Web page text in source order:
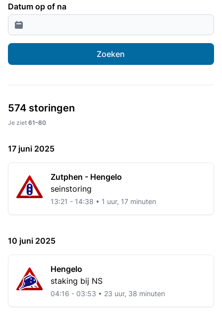
Datum op of na
Zoeken
574 storingen
Je ziet 61–80
17 juni 2025
Zutphen - Hengelo
seinstoring
13:21 - 14:38 • 1 uur, 17 minuten
10 juni 2025
Hengelo
staking bij NS
04:16 - 03:53 • 23 uur, 38 minuten